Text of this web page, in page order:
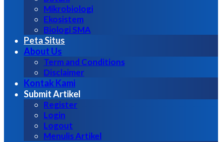
Mikrobiologi
Ekosistem
Biologi SMA
Peta Situs
About Us
Term and Conditions
Disclaimer
Kontak Kami
Submit Artikel
Register
Login
Logout
Menulis Artikel